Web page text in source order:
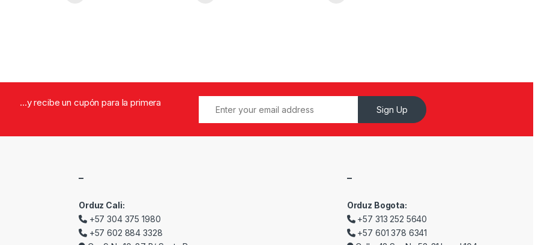
...y recibe un cupón para la primera
Sign Up
–
Orduz Cali:
+57 304 375 1980
+57 602 884 3328
–
Orduz Bogota:
+57 313 252 5640
+57 601 378 6341